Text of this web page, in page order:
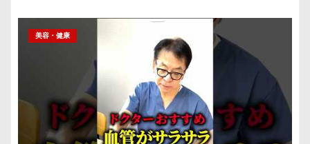
美容・健康